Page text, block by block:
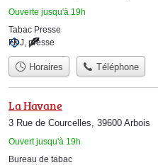
Ouverte jusqu'à 19h
Tabac Presse
FDJ, presse
Horaires Téléphone
La Havane
3 Rue de Courcelles, 39600 Arbois
Ouvert jusqu'à 19h
Bureau de tabac